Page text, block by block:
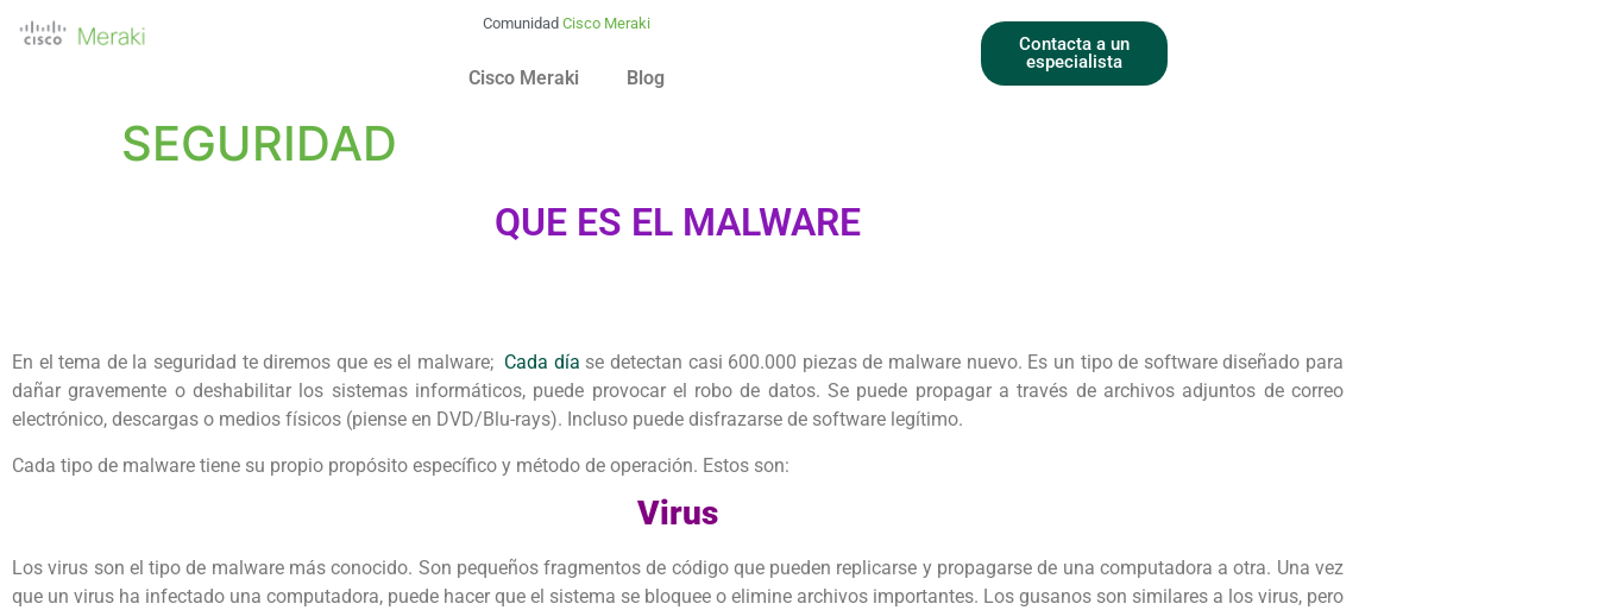
ComunidadCisco Meraki
Cisco Meraki Blog
Contacta a un
especialista
SEGURIDAD
QUE ES EL MALWARE
En el tema de la seguridad te diremos que es el malware; Cada día se detectan casi 600.000 piezas de malware nuevo. Es un tipo de software diseñado para
dañar gravemente o deshabilitar los sistemas informáticos, puede provocar el robo de datos. Se puede propagar a través de archivos adjuntos de correo
electrónico, descargas o medios físicos (piense en DVD/Blu-rays). Incluso puede disfrazarse de software legítimo.
Cada tipo de malware tiene su propio propósito específico y método de operación. Estos son:
Virus
Los virus son el tipo de malware más conocido. Son pequeños fragmentos de código que pueden replicarse y propagarse de una computadora a otra. Una vez
que un virus ha infectado una computadora, puede hacer que el sistema se bloquee o elimine archivos importantes. Los gusanos son similares a los virus, pero